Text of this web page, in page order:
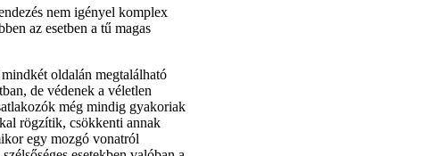
nem igényel komplex
az esetben a tű magas
oldalán megtalálható
de védenek a véletlen
még mindig gyakoriak
rögzítik, csökkenti annak
egy mozgó vonatról